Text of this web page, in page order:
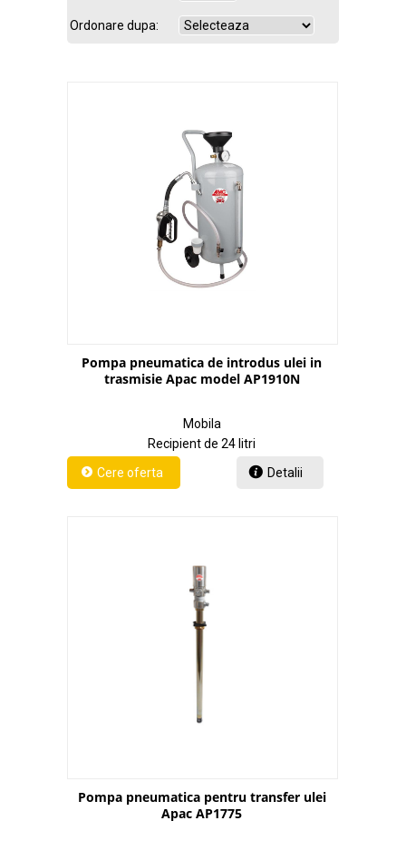
Ordonare dupa:
Pompa pneumatica de introdus ulei in
trasmisie Apac model AP1910N
Mobila
Recipient de 24 litri
Detalii
Pompa pneumatica pentru transfer ulei
Apac AP1775